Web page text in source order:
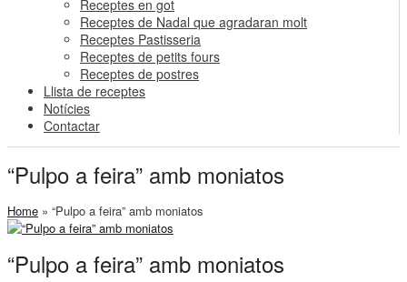
Receptes en got
Receptes de Nadal que agradaran molt
Receptes Pastisseria
Receptes de petits fours
Receptes de postres
Llista de receptes
Notícies
Contactar
“Pulpo a feira” amb moniatos
Home » “Pulpo a feira” amb moniatos
“Pulpo a feira” amb moniatos